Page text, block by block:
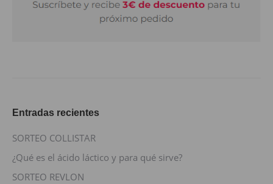
Entradas recientes
SORTEO COLLISTAR
¿Qué es el ácido láctico y para qué sirve?
SORTEO REVLON